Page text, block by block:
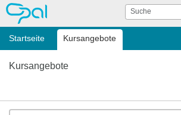
OPAL Suche
Startseite Kursangebote
Kursangebote